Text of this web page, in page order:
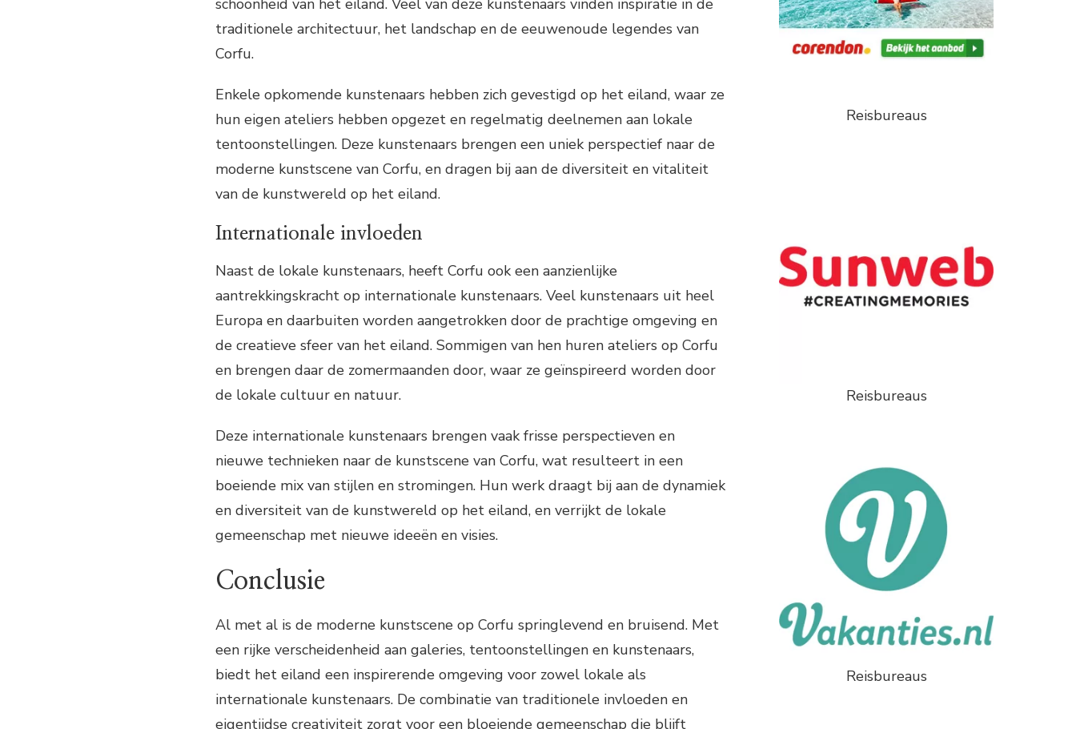
schoonheid van het eiland. Veel van deze kunstenaars vinden inspiratie in de
traditionele architectuur, het landschap en de eeuwenoude legendes van
Corfu.
Enkele opkomende kunstenaars hebben zich gevestigd op het eiland, waar ze
hun eigen ateliers hebben opgezet en regelmatig deelnemen aan lokale
tentoonstellingen. Deze kunstenaars brengen een uniek perspectief naar de
moderne kunstscene van Corfu, en dragen bij aan de diversiteit en vitaliteit
van de kunstwereld op het eiland.
Internationale invloeden
Naast de lokale kunstenaars, heeft Corfu ook een aanzienlijke
aantrekkingskracht op internationale kunstenaars. Veel kunstenaars uit heel
Europa en daarbuiten worden aangetrokken door de prachtige omgeving en
de creatieve sfeer van het eiland. Sommigen van hen huren ateliers op Corfu
en brengen daar de zomermaanden door, waar ze geïnspireerd worden door
de lokale cultuur en natuur.
Deze internationale kunstenaars brengen vaak frisse perspectieven en
nieuwe technieken naar de kunstscene van Corfu, wat resulteert in een
boeiende mix van stijlen en stromingen. Hun werk draagt bij aan de dynamiek
en diversiteit van de kunstwereld op het eiland, en verrijkt de lokale
gemeenschap met nieuwe ideeën en visies.
Conclusie
Al met al is de moderne kunstscene op Corfu springlevend en bruisend. Met
een rijke verscheidenheid aan galeries, tentoonstellingen en kunstenaars,
biedt het eiland een inspirerende omgeving voor zowel lokale als
internationale kunstenaars. De combinatie van traditionele invloeden en
eigentijdse creativiteit zorgt voor een bloeiende gemeenschap die blijft
Reisbureaus
Reisbureaus
Reisbureaus